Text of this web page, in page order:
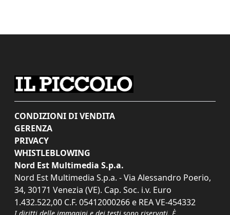
CONDIZIONI DI VENDITA
GERENZA
PRIVACY
WHISTLEBLOWING
Nord Est Multimedia S.p.a.
Nord Est Multimedia S.p.a. - Via Alessandro Poerio,
34, 30171 Venezia (VE). Cap. Soc. i.v. Euro
1.432.522,00 C.F. 05412000266 e REA VE-454332
I diritti delle immagini e dei testi sono riservati. È